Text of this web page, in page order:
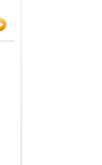
5 von 5 Sternen